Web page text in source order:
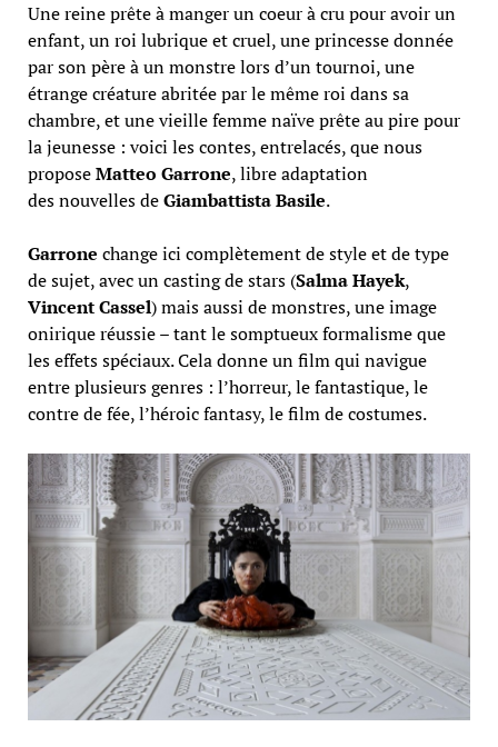
Une reine prête à manger un coeur à cru pour avoir un
enfant, un roi lubrique et cruel, une princesse donnée
par son père à un monstre lors d’un tournoi, une
étrange créature abritée par le même roi dans sa
chambre, et une vieille femme naïve prête au pire pour
la jeunesse : voici les contes, entrelacés, que nous
proposeMatteo Garrone, libre adaptation
des nouvelles deGiambattista Basile.
Garrone change ici complètement de style et de type
de sujet, avec un casting de stars (Salma Hayek,
Vincent Cassel) mais aussi de monstres, une image
onirique réussie – tant le somptueux formalisme que
les effets spéciaux. Cela donne un film qui navigue
entre plusieurs genres : l’horreur, le fantastique, le
contre de fée, l’héroic fantasy, le film de costumes.